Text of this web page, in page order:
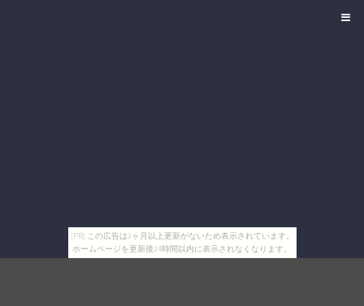
[PR] この広告は3ヶ月以上更新がないため表示されています。
ホームページを更新後24時間以内に表示されなくなります。